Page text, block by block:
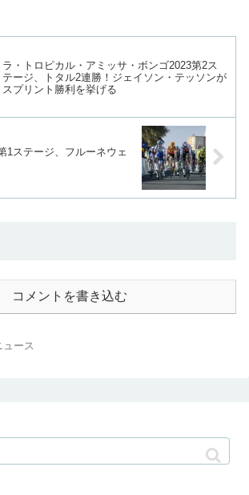
ラ・トロピカル・アミッサ・ボンゴ2023第2ス
テージ、トタル2連勝！ジェイソン・テッソンが
スプリント勝利を挙げる
1ステージ、フルーネウェ
コメントを書き込む
ュース